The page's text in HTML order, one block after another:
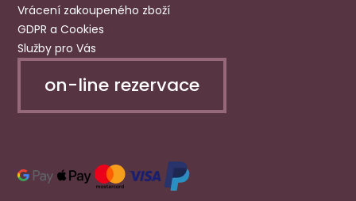
Vrácení zakoupeného zboží
GDPR a Cookies
Služby pro Vás
on-line rezervace